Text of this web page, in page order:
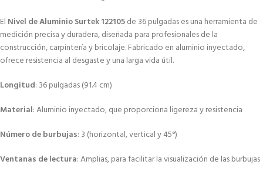
El Nivel de Aluminio Surtek 122105de 36 pulgadas es una herramienta de
medición precisa y duradera, diseñada para profesionales de la
construcción, carpintería y bricolaje.Fabricado en aluminio inyectado,
ofrece resistencia al desgaste y una larga vida útil.
Longitud: 36 pulgadas (91.4 cm)
Material:Aluminio inyectado, que proporciona ligereza y resistencia
Número de burbujas: 3 (horizontal, vertical y 45°)
Ventanas de lectura:Amplias, para facilitar la visualización de las burbujas